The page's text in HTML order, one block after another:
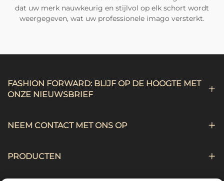
dat uw merk nauwkeurig en stijlvol op elk schort wordt
weergegeven, wat uw professionele imago versterkt.
FASHION FORWARD: BLIJF OP DE HOOGTE MET
ONZE NIEUWSBRIEF
NEEM CONTACT MET ONS OP
PRODUCTEN